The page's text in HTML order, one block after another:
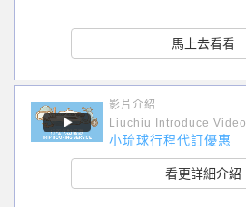
馬上去看看
影片介紹
Liuchiu Introduce Video
小琉球行程代訂優惠
看更詳細介紹